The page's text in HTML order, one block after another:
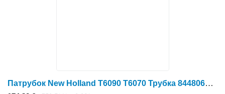
Патрубок New Holland Т6090 Т6070 Трубка 84480613 до трактора колісного New Holland T6090 T6070